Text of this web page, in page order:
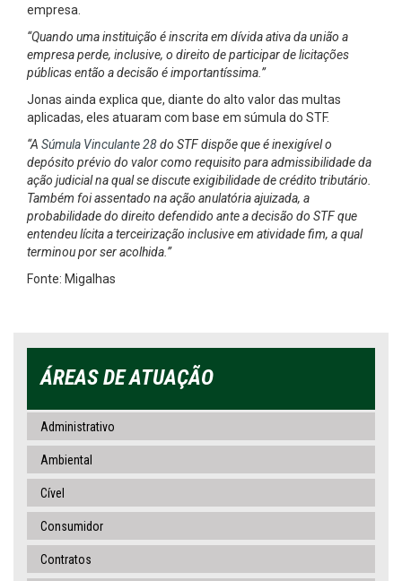
empresa.
“Quando uma instituição é inscrita em dívida ativa da união a
empresa perde, inclusive, o direito de participar de licitações
públicas então a decisão é importantíssima.”
Jonas ainda explica que, diante do alto valor das multas
aplicadas, eles atuaram com base em súmula do STF.
“A Súmula Vinculante 28do STF dispõe que é inexigível o
depósito prévio do valor como requisito para admissibilidade da
ação judicial na qual se discute exigibilidade de crédito tributário.
Também foi assentado na ação anulatória ajuizada, a
probabilidade do direito defendido ante a decisão do STF que
entendeu lícita a terceirização inclusive em atividade fim, a qual
terminou por ser acolhida.”
Fonte: Migalhas
ÁREAS DE ATUAÇÃO
Administrativo
Ambiental
Cível
Consumidor
Contratos